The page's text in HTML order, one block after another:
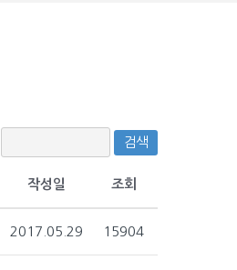
검색
작성일 조회
2017.05.29 15904